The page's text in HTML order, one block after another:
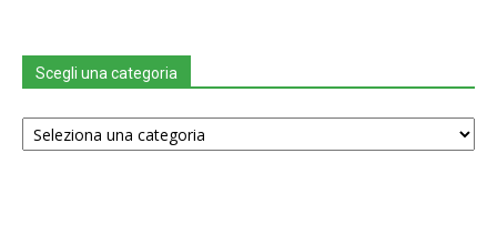
Scegli una categoria
Scegli
una